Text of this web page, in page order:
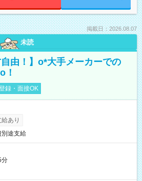
掲載日：2026.08.07
未読
由！】o*大手メーカーでの
！
録・面接OK
あり
途支給
分